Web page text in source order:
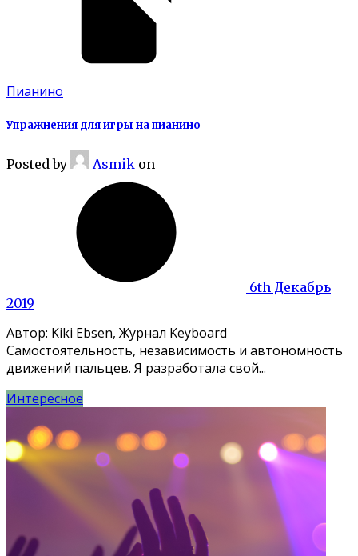
Пианино
Упражнения для игры на пианино
Postedby Asmik on
6th Декабрь
2019
Автор: Kiki Ebsen, Журнал Keyboard
Самостоятельность, независимость и автономность
движений пальцев. Я разработала свой...
Интересное